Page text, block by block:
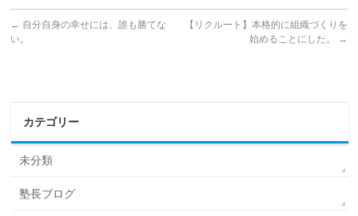
← 自分自身の幸せには、誰も勝てな
い。
【リクルート】本格的に組織づくりを
始めることにした。
→
カテゴリー
未分類
塾長ブログ